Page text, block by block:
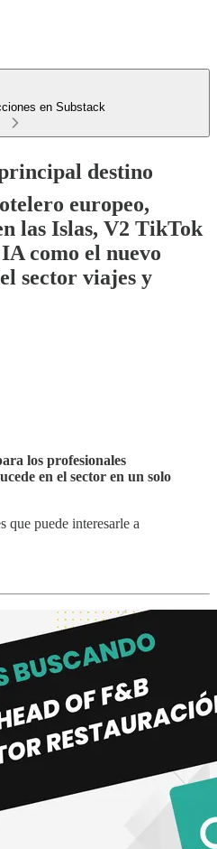
en Substack
destino
europeo,
las Islas, V2 TikTok
como el nuevo
sector viajes y
los profesionales
en el sector en un solo
que puede interesarle a